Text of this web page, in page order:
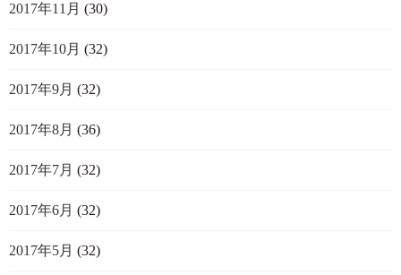
2017年11月 (30)
2017年10月 (32)
2017年9月 (32)
2017年8月 (36)
2017年7月 (32)
2017年6月 (32)
2017年5月 (32)